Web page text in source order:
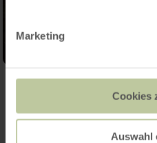
Marketing
Cookies
Auswahl
Kontakt